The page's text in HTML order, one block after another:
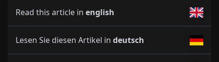
Read this article in english
Lesen Sie diesen Artikel in deutsch